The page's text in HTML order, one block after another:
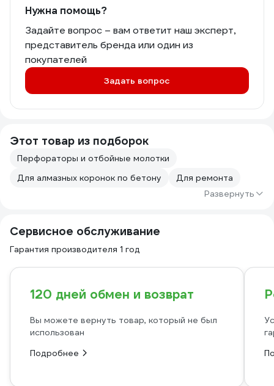
Нужна помощь?
Задайте вопрос – вам ответит наш эксперт,
представитель бренда или один из
покупателей
Задать вопрос
Этот товар из подборок
Перфораторы и отбойные молотки
Для алмазных коронок по бетону
Для ремонта
Развернуть
Сервисное обслуживание
Гарантия производителя 1 год
120 дней обмен и возврат
Вы можете вернуть товар, который не был
использован
Подробнее